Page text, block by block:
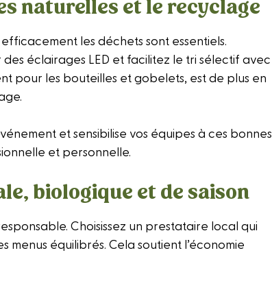
naturelles et le recyclage
les déchets sont essentiels.
éclairages LED et facilitez le tri sélectif avec
pour les bouteilles et gobelets, est de plus en
et sensibilise vos équipes à ces bonnes
et personnelle.
biologique et de saison
Choisissez un prestataire local qui
menus équilibrés. Cela soutient l’économie